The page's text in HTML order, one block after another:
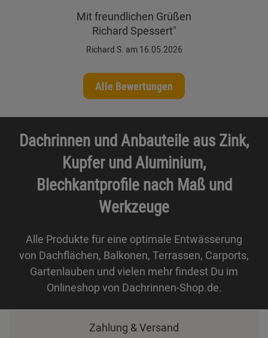
Mit freundlichen Grüßen
Richard Spessert"
Richard S. am 16.05.2026
Alle Bewertungen
Dachrinnen und Anbauteile aus Zink,
Kupfer und Aluminium,
Blechkantprofile nach Maß und
Werkzeuge
Alle Produkte für eine optimale Entwässerung
von Dachflächen, Balkonen, Terrassen, Carports,
Gartenlauben und vielen mehr findest Du im
Onlineshop von Dachrinnen-Shop.de.
Zahlung & Versand